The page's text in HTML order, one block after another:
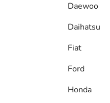
Daewoo
Daihatsu
Fiat
Ford
Honda